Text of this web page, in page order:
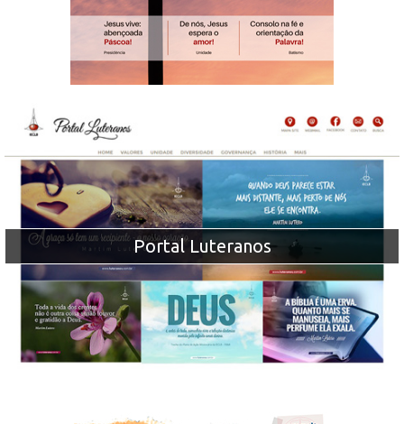
Portal Luteranos